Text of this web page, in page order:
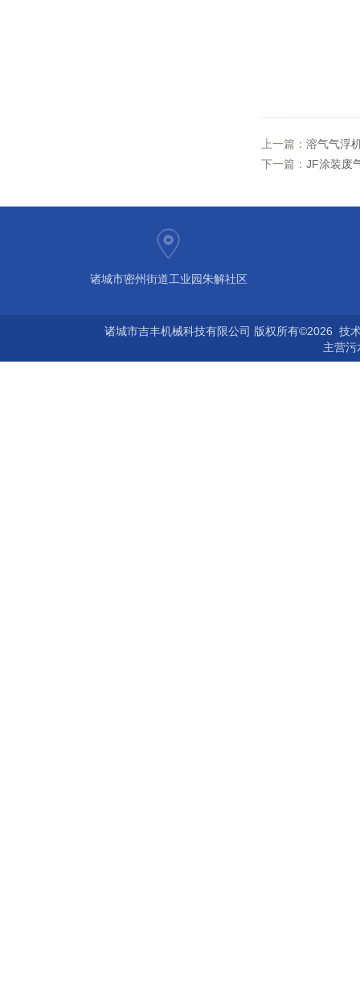
上一篇： 溶气气浮
下一篇： JF涂装废
诸城市密州街道工业园朱解社区
诸城市吉丰机械科技有限公司 版权所有©2026 技
主营污